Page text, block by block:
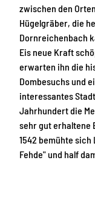
zwischen den
Hügelgräber, die
Dornreichenbach
Eis neue Kraft
erwarten ihn die
Dombesuchs und
interessantes
Jahrhundert die
sehr gut erhaltene
1542 bemühte
Fehde" und half